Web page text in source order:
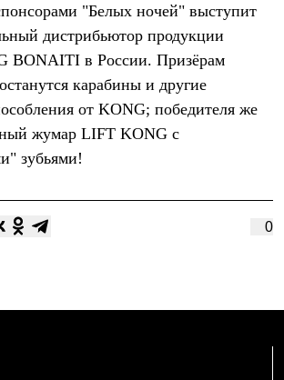
"Белых ночей" выступит
дистрибьютор продукции
BONAITI в России. Призёрам
карабины и другие
от KONG; победителя же
жумар LIFT KONG c
зубьями!
0